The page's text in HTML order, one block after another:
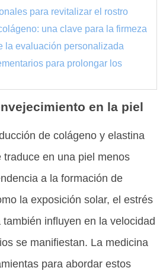
para revitalizar el rostro
una clave para la firmeza
la evaluación personalizada
para prolongar los
en la piel
de colágeno y elastina
en una piel menos
a la formación de
la exposición solar, el estrés
influyen en la velocidad
se manifiestan. La medicina
para abordar estos